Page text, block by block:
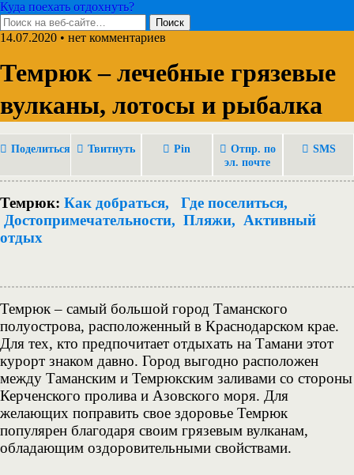
Куда поехать отдохнуть?
14.07.2020 • нет комментариев
Темрюк – лечебные грязевые
вулканы, лотосы и рыбалка
Поделиться Твитнуть Pin
Отпр. по
эл. почте
SMS
Темрюк: Как добраться,
Где поселиться,
Достопримечательности, Пляжи, Активный
отдых
Темрюк – самый большой город Таманского
полуострова, расположенный в Краснодарском крае.
Для тех, кто предпочитает отдыхать на Тамани этот
курорт знаком давно. Город выгодно расположен
между Таманским и Темрюкским заливами со стороны
Керченского пролива и Азовского моря. Для
желающих поправить свое здоровье Темрюк
популярен благодаря своим грязевым вулканам,
обладающим оздоровительными свойствами.